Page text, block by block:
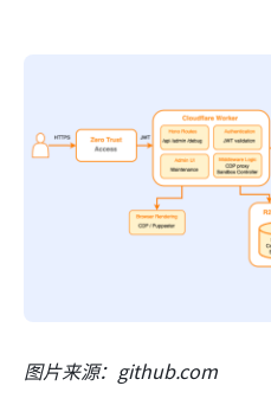
图片来源：github.com